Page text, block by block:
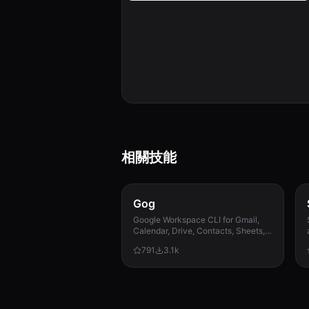
相關技能
Gog
Google Workspace CLI for Gmail,
Calendar, Drive, Contacts, Sheets,
791
3.1k